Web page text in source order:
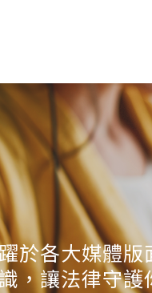
於各大媒體
，讓法律守